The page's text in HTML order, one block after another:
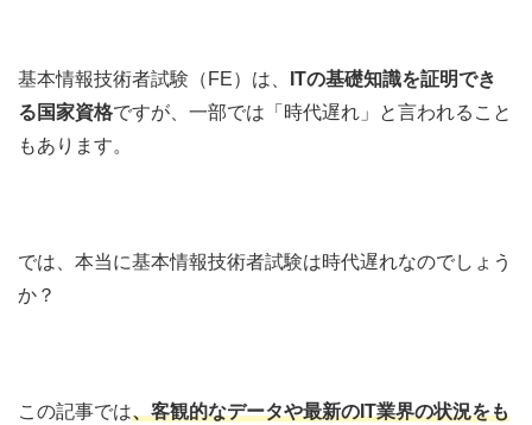
基本情報技術者試験（FE）は、
ITの基礎知識を証明でき
る国家資格ですが、一部では「時代遅れ」と言われること
もあります。
では、本当に基本情報技術者試験は時代遅れなのでしょう
か？
この記事では、客観的なデータや最新のIT業界の状況をも